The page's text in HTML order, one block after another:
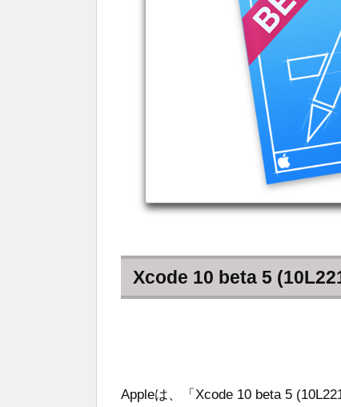
Xcode 10 beta 5
Appleは、「Xcode 10 beta 5